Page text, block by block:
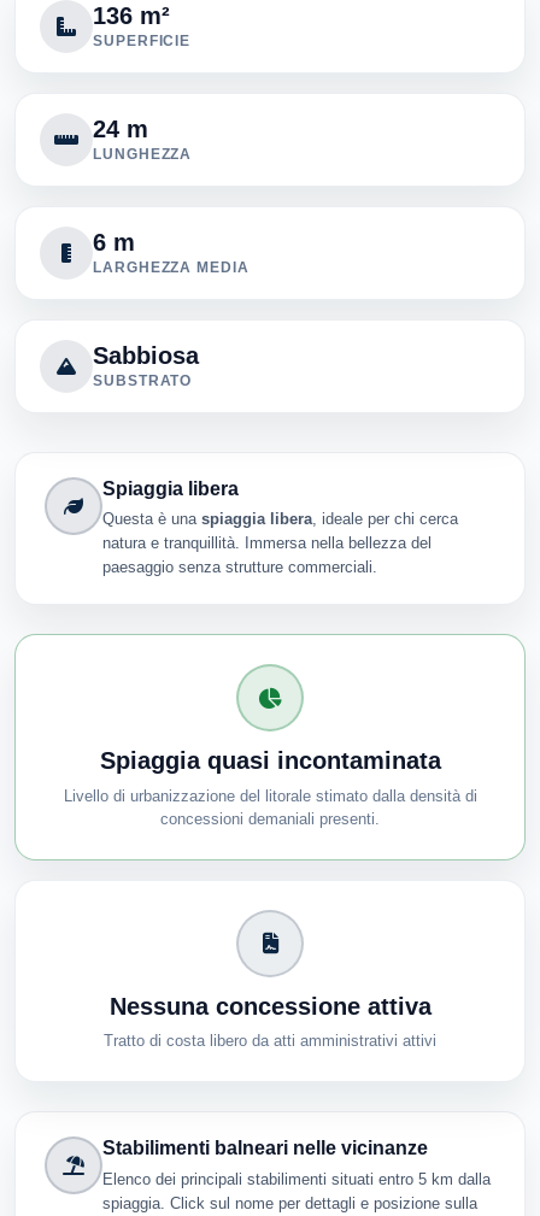
136 m²
SUPERFICIE
24 m
LUNGHEZZA
6 m
LARGHEZZA MEDIA
Sabbiosa
SUBSTRATO
Spiaggia libera
Questa è una spiaggia libera, ideale per chi cerca
natura e tranquillità. Immersa nella bellezza del
paesaggio senza strutture commerciali.
Spiaggia quasi incontaminata
Livello di urbanizzazione del litorale stimato dalla densità di
concessioni demaniali presenti.
Nessuna concessione attiva
Tratto di costa libero da atti amministrativi attivi
Stabilimenti balneari nelle vicinanze
Elenco dei principali stabilimenti situati entro 5 km dalla
spiaggia. Click sul nome per dettagli e posizione sulla